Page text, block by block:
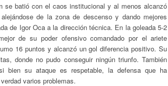
se batió con el caos institucional y al menos alcanzó
de la zona de descenso y dando mejores
de Igor Oca a la dirección técnica. En la goleada 5-2
de su poder ofensivo comandado por el ariete
16 puntos y alcanzó un gol diferencia positivo. Su
donde no pudo conseguir ningún triunfo. También
bien su ataque es respetable, la defensa que ha
varios problemas.